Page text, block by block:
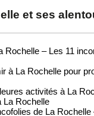
et ses
Rochelle – Les 11
à La Rochelle pour
activités à La
La Rochelle
de La Rochelle